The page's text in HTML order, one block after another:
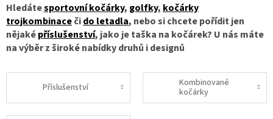
Hledátesportovní kočárky, golfky, kočárky
trojkombinacečido letadla, nebo si chcete pořídit jen
nějaképříslušenství, jako je taška na kočárek? U nás máte
na výběr z široké nabídky druhů i designů
Příslušenství
Kombinované
kočárky